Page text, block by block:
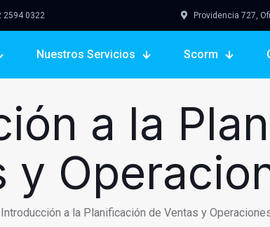
0322 Providencia 727,
Nuestros Servicios Scorm
a la
y
a la Planificación de Ventas y